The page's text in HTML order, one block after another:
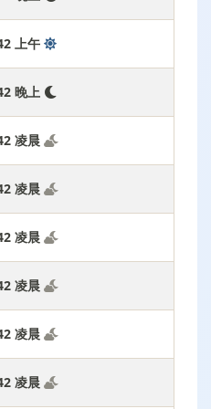
上午
晚上
凌晨
凌晨
凌晨
凌晨
凌晨
凌晨